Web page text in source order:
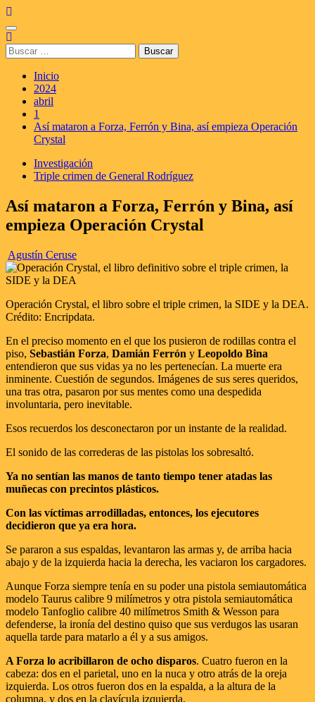
Saltar
al
contenido
Menú
principal
Buscar:
Inicio
2024
abril
1
Así mataron a Forza, Ferrón y Bina, así empieza Operación
Crystal
Investigación
Triple crimen de General Rodríguez
Así mataron a Forza, Ferrón y Bina, así
empieza Operación Crystal
Agustín Ceruse
Operación Crystal, el libro sobre el triple crimen, la SIDE y la DEA.
Crédito: Encripdata.
En el preciso momento en el que los pusieron de rodillas contra el
piso, Sebastián Forza, Damián Ferrón y Leopoldo Bina
entendieron que sus vidas ya no les pertenecían. La muerte era
inminente. Cuestión de segundos. Imágenes de sus seres queridos,
una tras otra, pasaron por sus mentes como una despedida
involuntaria, pero inevitable.
Esos recuerdos los desconectaron por un instante de la realidad.
El sonido de las correderas de las pistolas los sobresaltó.
Ya no sentían las manos de tanto tiempo tener atadas las
muñecas con precintos plásticos.
Con las víctimas arrodilladas, entonces, los ejecutores
decidieron que ya era hora.
Se pararon a sus espaldas, levantaron las armas y, de arriba hacia
abajo y de la izquierda hacia la derecha, les vaciaron los cargadores.
Aunque Forza siempre tenía en su poder una pistola semiautomática
modelo Taurus calibre 9 milímetros y otra pistola semiautomática
modelo Tanfoglio calibre 40 milímetros Smith & Wesson para
defenderse, la ironía del destino quiso que sus verdugos las usaran
aquella tarde para matarlo a él y a sus amigos.
A Forza lo acribillaron de ocho disparos. Cuatro fueron en la
cabeza: dos en el parietal, uno en la nuca y otro atrás de la oreja
izquierda. Los otros fueron dos en la espalda, a la altura de la
columna, y dos en la clavícula izquierda.